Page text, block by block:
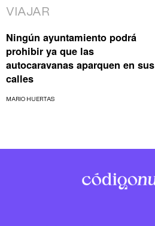
VIAJAR
Ningún ayuntamiento podrá
prohibir ya que las
autocaravanas aparquen en sus
calles
MARIO HUERTAS